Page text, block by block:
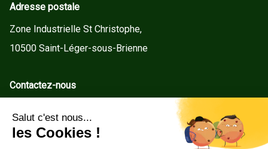
Adresse postale
Zone Industrielle St Christophe,
10500 Saint-Léger-sous-Brienne
Contactez-nous
Tel : +33(0)3 25 92 78 60